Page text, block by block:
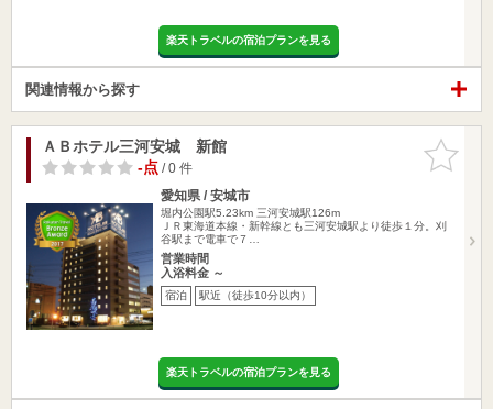
楽天トラベルの宿泊プランを見る
関連情報から探す
お気に入
りに追加
ＡＢホテル三河安城 新館
-点/ 0 件
愛知県 / 安城市
堀内公園駅5.23km 三河安城駅126m
ＪＲ東海道本線・新幹線とも三河安城駅より徒歩１分。刈
谷駅まで電車で７…
営業時間
入浴料金 ～
宿泊 駅近（徒歩10分以内）
楽天トラベルの宿泊プランを見る